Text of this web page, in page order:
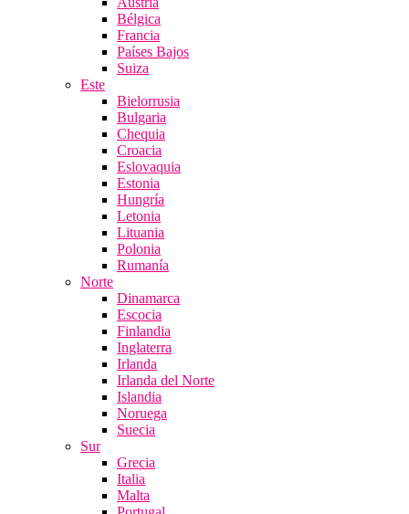
Bélgica
Francia
Países Bajos
Suiza
Este
Bielorrusia
Bulgaria
Chequia
Croacia
Eslovaquia
Estonia
Hungría
Letonia
Lituania
Polonia
Rumanía
Norte
Dinamarca
Escocia
Finlandia
Inglaterra
Irlanda
Irlanda del Norte
Islandia
Noruega
Suecia
Sur
Grecia
Italia
Malta